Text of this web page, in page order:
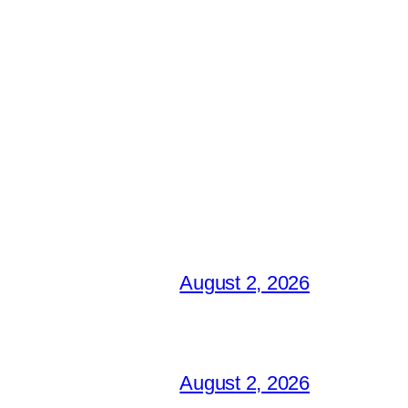
August 2, 2026
August 2, 2026